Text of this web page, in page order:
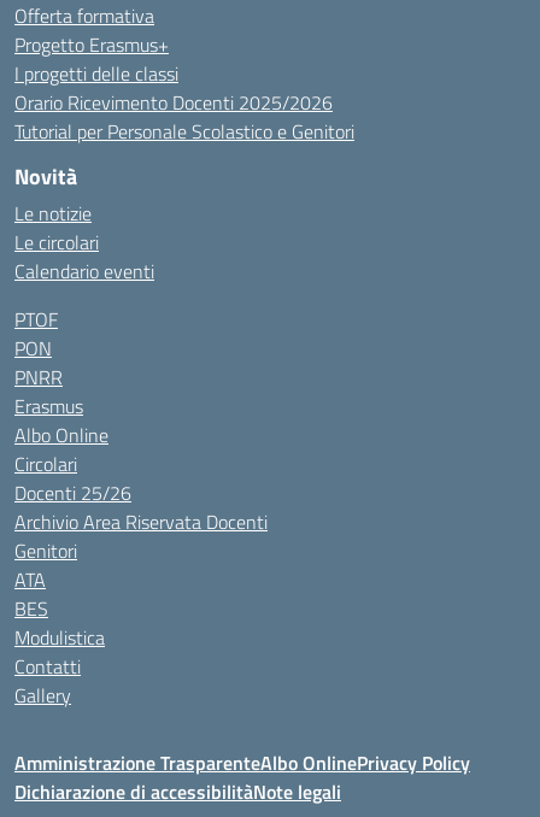
Offerta formativa
Progetto Erasmus+
I progetti delle classi
Orario Ricevimento Docenti 2025/2026
Tutorial per Personale Scolastico e Genitori
Novità
Le notizie
Le circolari
Calendario eventi
PTOF
PON
PNRR
Erasmus
Albo Online
Circolari
Docenti 25/26
Archivio Area Riservata Docenti
Genitori
ATA
BES
Modulistica
Contatti
Gallery
Amministrazione TrasparenteAlbo OnlinePrivacy Policy
Dichiarazione di accessibilitàNote legali